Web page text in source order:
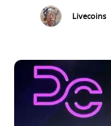
Livecoins